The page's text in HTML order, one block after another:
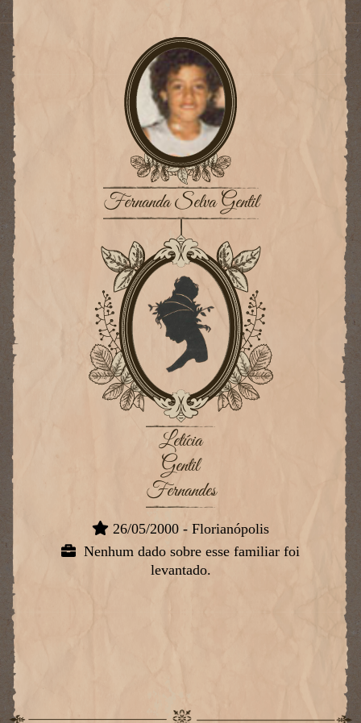
Fernanda Selva Gentil
Letícia
Gentil
Fernandes
26/05/2000 - Florianópolis
Nenhum dado sobre esse familiar foi
levantado.